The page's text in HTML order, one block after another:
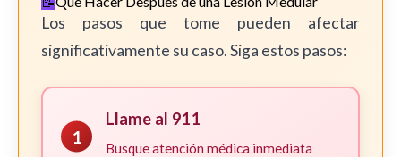
Los pasos que tome pueden afectar
significativamente su caso. Siga estos pasos:
1
Llame al 911
Busque atención médica inmediata